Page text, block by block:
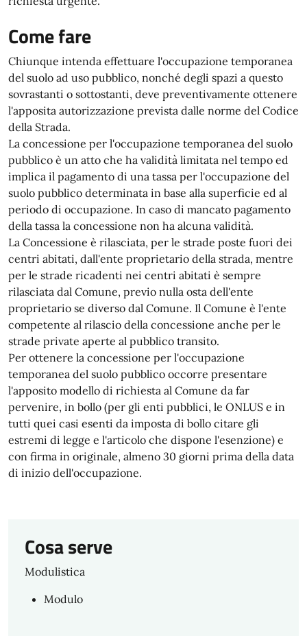
Come fare
Chiunque intenda effettuare l'occupazione temporanea
del suolo ad uso pubblico, nonché degli spazi a questo
sovrastanti o sottostanti, deve preventivamente ottenere
l'apposita autorizzazione prevista dalle norme del Codice
della Strada.
La concessione per l'occupazione temporanea del suolo
pubblico è un atto che ha validità limitata nel tempo ed
implica il pagamento di una tassa per l'occupazione del
suolo pubblico determinata in base alla superficie ed al
periodo di occupazione. In caso di mancato pagamento
della tassa la concessione non ha alcuna validità.
La Concessione è rilasciata, per le strade poste fuori dei
centri abitati, dall'ente proprietario della strada, mentre
per le strade ricadenti nei centri abitati è sempre
rilasciata dal Comune, previo nulla osta dell'ente
proprietario se diverso dal Comune. Il Comune è l'ente
competente al rilascio della concessione anche per le
strade private aperte al pubblico transito.
Per ottenere la concessione per l'occupazione
temporanea del suolo pubblico occorre presentare
l'apposito modello di richiesta al Comune da far
pervenire, in bollo (per gli enti pubblici, le ONLUS e in
tutti quei casi esenti da imposta di bollo citare gli
estremi di legge e l'articolo che dispone l'esenzione) e
con firma in originale, almeno 30 giorni prima della data
di inizio dell'occupazione.
Cosa serve
Modulistica
Modulo